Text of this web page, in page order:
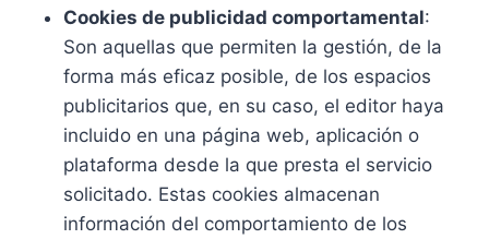
Cookies de publicidad comportamental:
Son aquellas que permiten la gestión, de la
forma más eficaz posible, de los espacios
publicitarios que, en su caso, el editor haya
incluido en una página web, aplicación o
plataforma desde la que presta el servicio
solicitado. Estas cookies almacenan
información del comportamiento de los